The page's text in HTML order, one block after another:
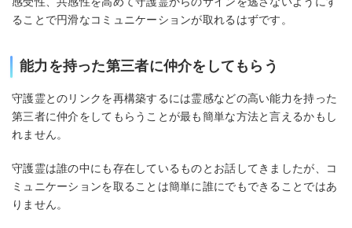
ることで円滑なコミュニケーションが取れるはずです。
能力を持った第三者に仲介をしてもらう
守護霊とのリンクを再構築するには霊感などの高い能力を持った
第三者に仲介をしてもらうことが最も簡単な方法と言えるかもし
れません。
守護霊は誰の中にも存在しているものとお話してきましたが、コ
ミュニケーションを取ることは簡単に誰にでもできることではあ
りません。